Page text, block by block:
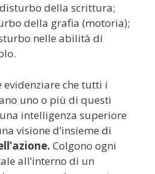
della scrittura;
della grafia (motoria);
nelle abilità di
che tutti i
uno o più di questi
intelligenza superiore
visione d’insieme di
Colgono ogni
all’interno di un